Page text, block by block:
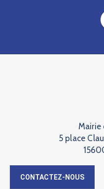
Mairie
5 place
CONTACTEZ-NOUS